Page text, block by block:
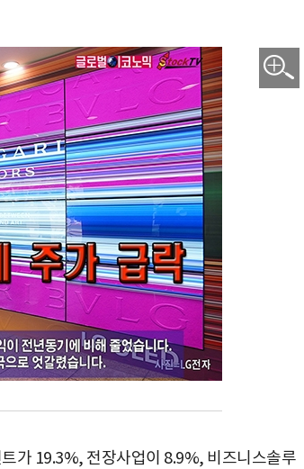
가 19.3%, 전장사업이 8.9%, 비즈니스솔루